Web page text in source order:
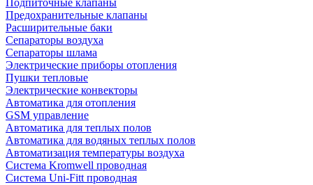
Предохранительные клапаны
Расширительные баки
Сепараторы воздуха
Сепараторы шлама
Электрические приборы отопления
Пушки тепловые
Электрические конвекторы
Автоматика для отопления
GSM управление
Автоматика для теплых полов
Автоматика для водяных теплых полов
Автоматизация температуры воздуха
Система Kromwell проводная
Система Uni-Fitt проводная